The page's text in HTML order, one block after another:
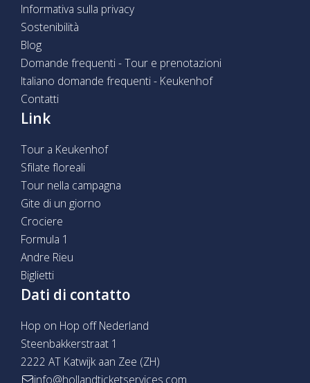
Informativa sulla privacy
Sostenibilità
Blog
Domande frequenti - Tour e prenotazioni
Italiano domande frequenti - Keukenhof
Contatti
Link
Tour a Keukenhof
Sfilate floreali
Tour nella campagna
Gite di un giorno
Crociere
Formula 1
Andre Rieu
Biglietti
Dati di contatto
Hop on Hop off Nederland
Steenbakkerstraat 1
2222 AT Katwijk aan Zee (ZH)
info@hollandticketservices.com